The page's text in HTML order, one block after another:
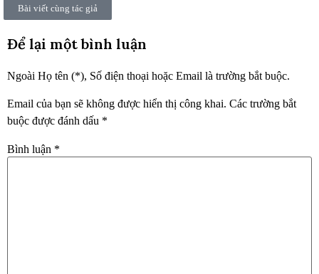
Bài viết cùng tác giả
Để lại một bình luận
Ngoài Họ tên (*), Số điện thoại hoặc Email là trường bắt buộc.
Email của bạn sẽ không được hiển thị công khai. Các trường bắt
buộc được đánh dấu *
Bình luận *